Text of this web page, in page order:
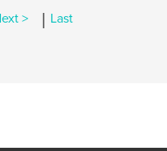
> | Last